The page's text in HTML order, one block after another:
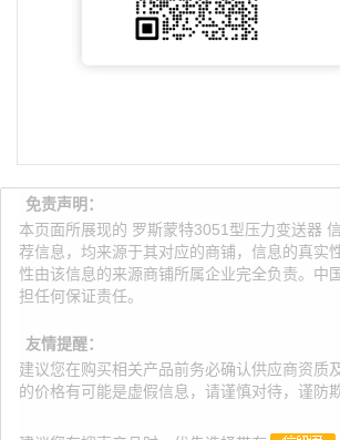
免责声明：
本页面所展现的 罗斯蒙特3051型压力变送器
荐信息，均来源于其对应的商铺，信息的真实
性由该信息的来源商铺所属企业完全负责。中
担任何保证责任。
友情提醒：
建议您在购买相关产品前务必确认供应商资质
的价格有可能是虚假信息，请谨慎对待，谨防